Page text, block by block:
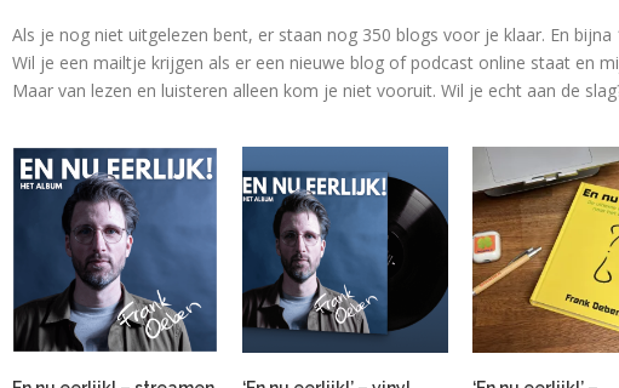
Als je nog niet uitgelezen bent, er staan nog 350 blogs voor je klaar. En
Wil je een mailtje krijgen als er een nieuwe blog of podcast online staat en
Maar van lezen en luisteren alleen kom je niet vooruit. Wil je echt aan de